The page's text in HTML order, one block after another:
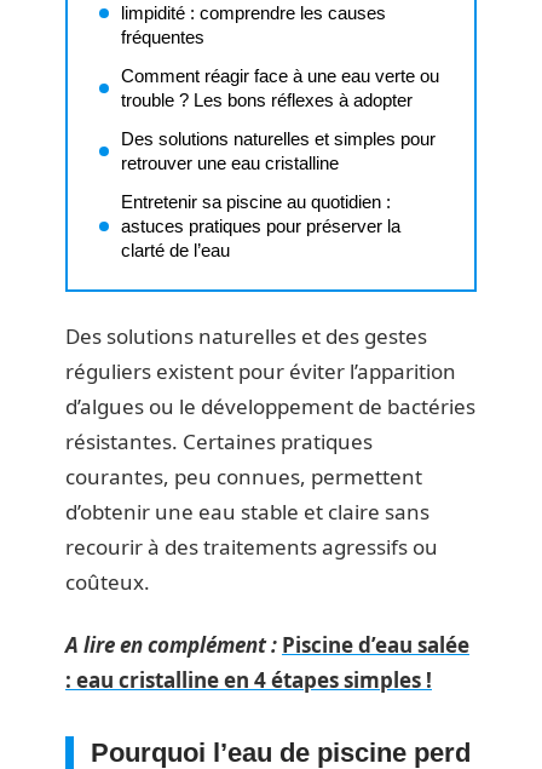
limpidité : comprendre les causes
fréquentes
Comment réagir face à une eau verte ou
trouble ? Les bons réflexes à adopter
Des solutions naturelles et simples pour
retrouver une eau cristalline
Entretenir sa piscine au quotidien :
astuces pratiques pour préserver la
clarté de l’eau
Des solutions naturelles et des gestes
réguliers existent pour éviter l’apparition
d’algues ou le développement de bactéries
résistantes. Certaines pratiques
courantes, peu connues, permettent
d’obtenir une eau stable et claire sans
recourir à des traitements agressifs ou
coûteux.
A lire en complément : Piscine d’eau salée
: eau cristalline en 4 étapes simples !
Pourquoi l’eau de piscine perd